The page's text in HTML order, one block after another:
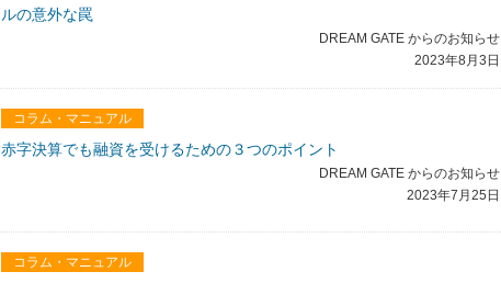
ルの意外な罠
DREAM GATE からのお知らせ
2023年8月3日
コラム・マニュアル
赤字決算でも融資を受けるための３つのポイント
DREAM GATE からのお知らせ
2023年7月25日
コラム・マニュアル